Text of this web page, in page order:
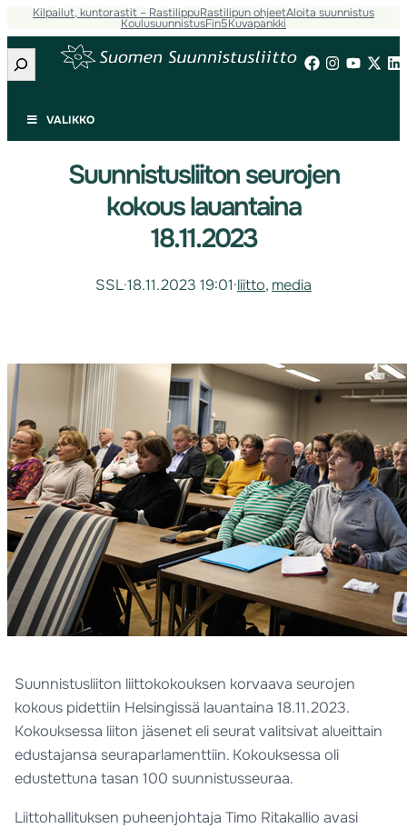
Kilpailut, kuntorastit – RastilippuRastilipun ohjeetAloita suunnistus
KoulusuunnistusFin5Kuvapankki
Etsi
VALIKKO
Suunnistusliiton seurojen
kokous lauantaina
18.11.2023
SSL·18.11.2023 19:01·liitto, media
Suunnistusliiton liittokokouksen korvaava seurojen
kokous pidettiin Helsingissä lauantaina 18.11.2023.
Kokouksessa liiton jäsenet eli seurat valitsivat alueittain
edustajansa seuraparlamenttiin. Kokouksessa oli
edustettuna tasan 100 suunnistusseuraa.
Liittohallituksen puheenjohtaja Timo Ritakallio avasi